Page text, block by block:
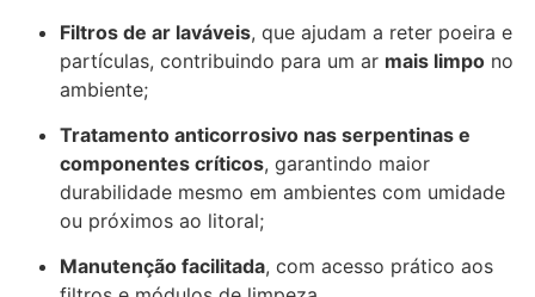
Filtros de ar laváveis, que ajudam a reter poeira e
partículas, contribuindo para um ar mais limpo no
ambiente;
Tratamento anticorrosivo nas serpentinas e
componentes críticos, garantindo maior
durabilidade mesmo em ambientes com umidade
ou próximos ao litoral;
Manutenção facilitada, com acesso prático aos